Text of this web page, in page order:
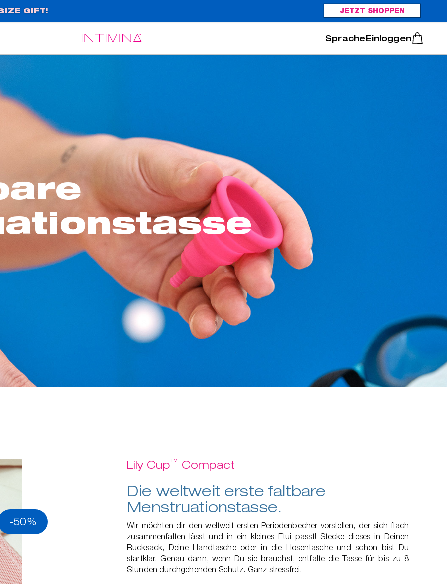
GIFT! JETZT SHOPPEN
Português
Einloggen
-50%
Lily Cup™ Compact
Die weltweit erste faltbare
Menstruationstasse.
Wir möchten dir den weltweit ersten Periodenbecher vorstellen, der sich flach
zusammenfalten lässt und in ein kleines Etui passt! Stecke dieses in Deinen
Rucksack, Deine Handtasche oder in die Hosentasche und schon bist Du
startklar. Genau dann, wenn Du sie brauchst, entfalte die Tasse für bis zu 8
Stunden durchgehenden Schutz. Ganz stressfrei.